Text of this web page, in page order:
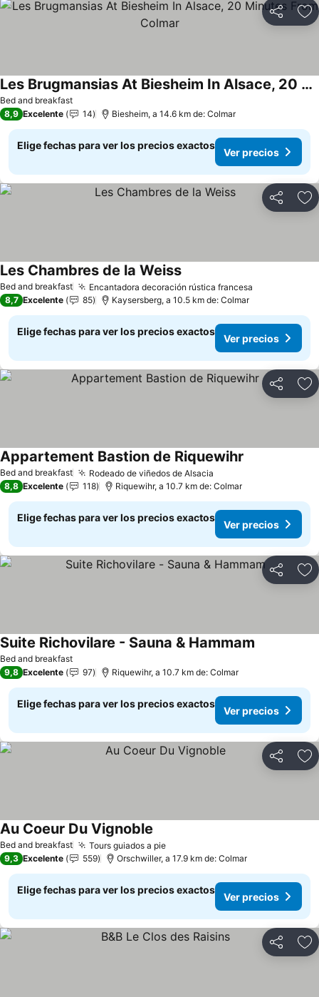
Compartir
Bed and breakfast
Les Brugmansias At Biesheim In Alsace, 20 Minutes From Colmar
8,9 Excelente 14 Biesheim, a 14.6 km de: Colmar
Elige fechas para ver los precios exactos
Ver precios
Compartir
Bed and breakfast Encantadora decoración rústica francesa
Les Chambres de la Weiss
8,7 Excelente 85 Kaysersberg, a 10.5 km de: Colmar
Elige fechas para ver los precios exactos
Ver precios
Compartir
Bed and breakfast Rodeado de viñedos de Alsacia
Appartement Bastion de Riquewihr
8,8 Excelente 118 Riquewihr, a 10.7 km de: Colmar
Elige fechas para ver los precios exactos
Ver precios
Compartir
Bed and breakfast
Suite Richovilare - Sauna & Hammam
9,8 Excelente 97 Riquewihr, a 10.7 km de: Colmar
Elige fechas para ver los precios exactos
Ver precios
Compartir
Bed and breakfast Tours guiados a pie
Au Coeur Du Vignoble
9,3 Excelente 559 Orschwiller, a 17.9 km de: Colmar
Elige fechas para ver los precios exactos
Ver precios
Compartir